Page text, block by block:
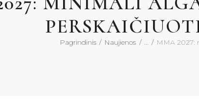
Pagrindinis Naujienos MMA 2027: